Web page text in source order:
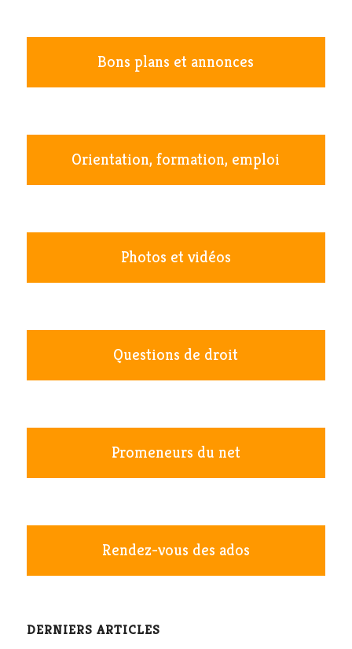
Bons plans et annonces
Orientation, formation, emploi
Photos et vidéos
Questions de droit
Promeneurs du net
Rendez-vous des ados
DERNIERS ARTICLES